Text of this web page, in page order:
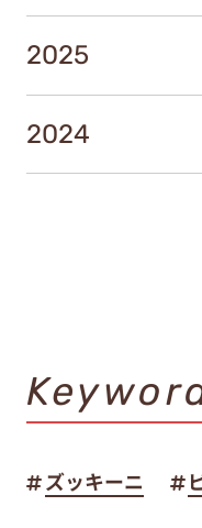
2025
2024
ズッキーニ